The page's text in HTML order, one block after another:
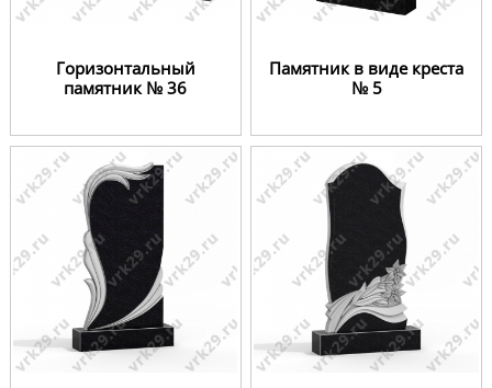
Горизонтальный
памятник № 36
Памятник в виде креста
№ 5